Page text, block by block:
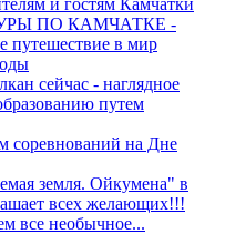
и гостям Камчатки
ПО КАМЧАТКЕ -
путешествие в мир
сейчас - наглядное
путем
соревнований на Дне
земля. Ойкумена" в
всех желающих!!!
все необычное...